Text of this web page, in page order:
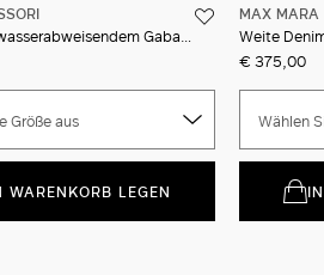
Baseballcap aus wasserabweisendem Gabardine
Größe aus
WARENKORB LEGEN
MAX MARA
Weite
€ 375,00
Wählen